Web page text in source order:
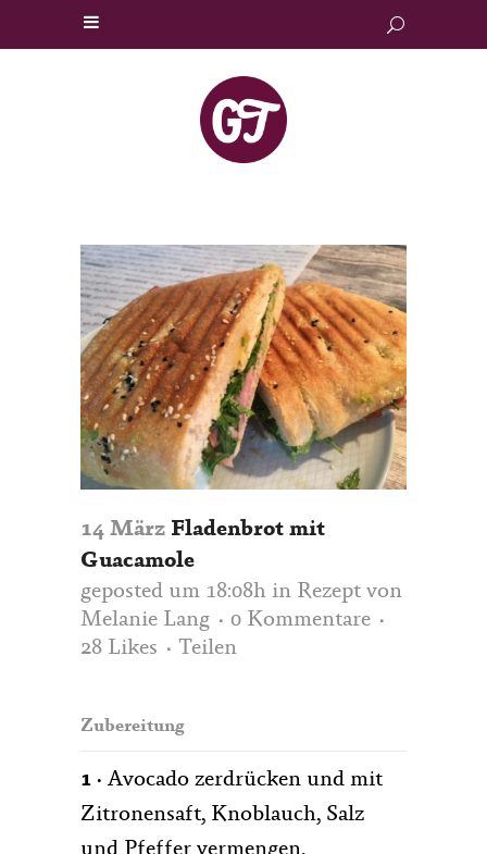
14 März Fladenbrot mit
Guacamole
geposted um 18:08h in Rezept von
Melanie Lang
0 Kommentare
28 Likes Teilen
Zubereitung
1 · Avocado zerdrücken und mit
Zitronensaft, Knoblauch, Salz
und Pfeffer vermengen.